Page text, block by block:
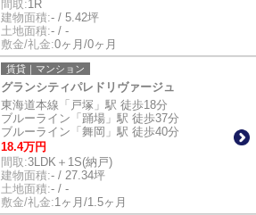
間取:1R
建物面積:- / 5.42坪
土地面積:- / -
敷金/礼金:0ヶ月/0ヶ月
賃貸｜マンション
グランシティパレドリヴァージュ
東海道本線「戸塚」駅 徒歩18分
ブルーライン「踊場」駅 徒歩37分
ブルーライン「舞岡」駅 徒歩40分
18.4万円
間取:3LDK＋1S(納戸)
建物面積:- / 27.34坪
土地面積:- / -
敷金/礼金:1ヶ月/1.5ヶ月